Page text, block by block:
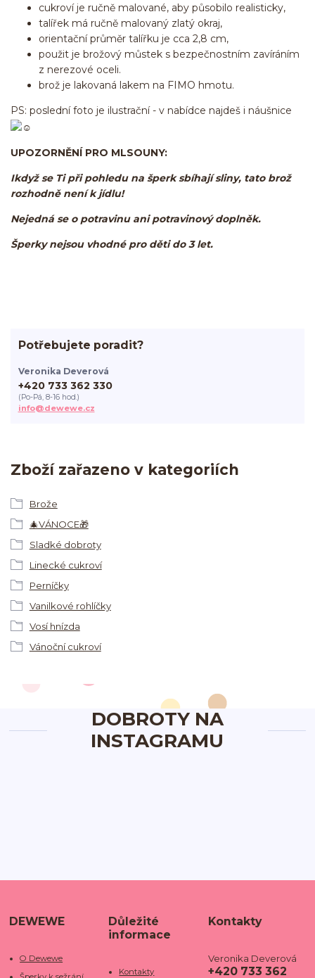
cukroví je ručně malované, aby působilo realisticky,
talířek má ručně malovaný zlatý okraj,
orientační průměr talířku je cca 2,8 cm,
použit je brožový můstek s bezpečnostním zavíráním
z nerezové oceli.
brož je lakovaná lakem na FIMO hmotu.
PS: poslední foto je ilustrační - v nabídce najdeš i náušnice
UPOZORNĚNÍ PRO MLSOUNY:
Ikdyž se Ti při pohledu na šperk sbíhají sliny, tato brož
rozhodně není k jídlu!
Nejedná se o potravinu ani potravinový doplněk.
Šperky nejsou vhodné pro děti do 3 let.
Zboží zařazeno v kategoriích
Brože
🎄VÁNOCE🎁
Sladké dobroty
Linecké cukroví
Perníčky
Vanilkové rohlíčky
Vosí hnízda
Vánoční cukroví
Potřebujete poradit?
Veronika Deverová
+420 733 362 330
(Po-Pá, 8-16 hod.)
info@dewewe.cz
DOBROTY NA
INSTAGRAMU
DEWEWE
O Dewewe
Důležité
informace
Kontakty
Kontakty
Veronika Deverová
+420 733 362